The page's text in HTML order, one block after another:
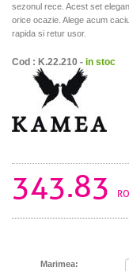
sezonul rece. Acest set
orice ocazie. Alege acum
rapida si retur usor.
Cod : K.22.210 - in stoc
343.83
Marimea: